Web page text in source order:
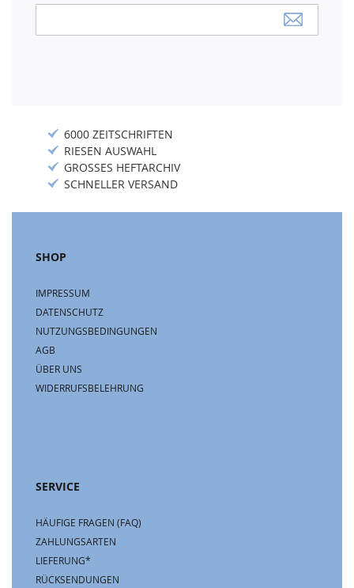
Newsletter:
6000 ZEITSCHRIFTEN
RIESEN AUSWAHL
GROSSES HEFTARCHIV
SCHNELLER VERSAND
SHOP
IMPRESSUM
DATENSCHUTZ
NUTZUNGSBEDINGUNGEN
AGB
ÜBER UNS
WIDERRUFSBELEHRUNG
SERVICE
HÄUFIGE FRAGEN (FAQ)
ZAHLUNGSARTEN
LIEFERUNG*
RÜCKSENDUNGEN